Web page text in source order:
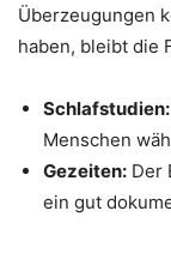
Überzeugungen
haben, bleibt die
Schlafstudien:
Menschen
Gezeiten: Der
ein gut